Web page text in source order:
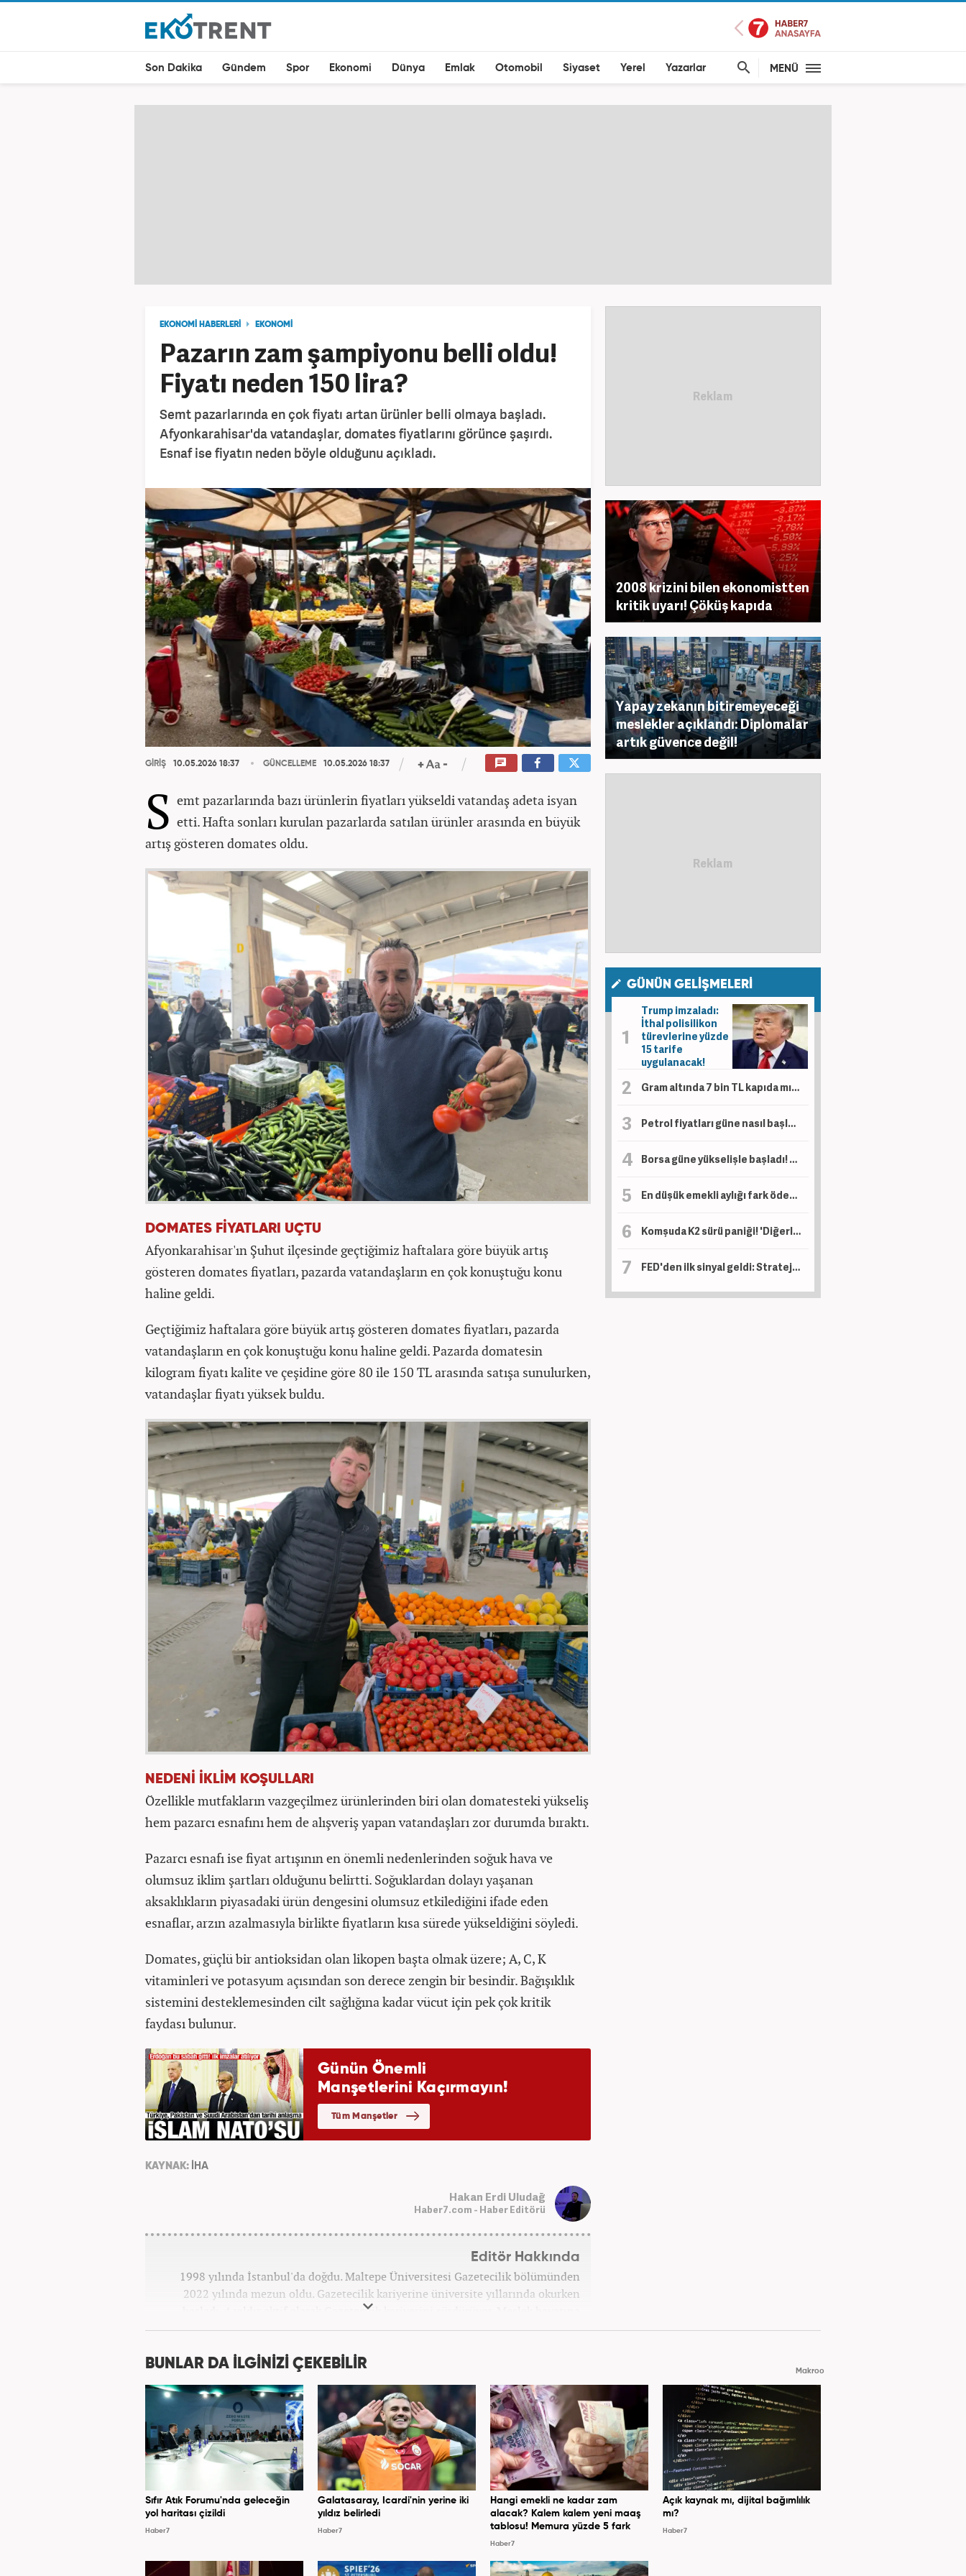
Son Dakika Gündem Spor Ekonomi Dünya Emlak Otomobil Siyaset Yerel Yazarlar MENÜ
EKONOMİ HABERLERİ EKONOMİ
Pazarın zam şampiyonu belli oldu!
Fiyatı neden 150 lira?
Semt pazarlarında en çok fiyatı artan ürünler belli olmaya başladı.
Afyonkarahisar'da vatandaşlar, domates fiyatlarını görünce şaşırdı.
Esnaf ise fiyatın neden böyle olduğunu açıkladı.
GİRİŞ 10.05.2026 18:37 GÜNCELLEME 10.05.2026 18:37
S emt pazarlarında bazı ürünlerin fiyatları yükseldi vatandaş adeta isyan
etti. Hafta sonları kurulan pazarlarda satılan ürünler arasında en büyük
artış gösteren domates oldu.
DOMATES FİYATLARI UÇTU
Afyonkarahisar'ın Şuhut ilçesinde geçtiğimiz haftalara göre büyük artış
gösteren domates fiyatları, pazarda vatandaşların en çok konuştuğu konu
haline geldi.
Geçtiğimiz haftalara göre büyük artış gösteren domates fiyatları, pazarda
vatandaşların en çok konuştuğu konu haline geldi. Pazarda domatesin
kilogram fiyatı kalite ve çeşidine göre 80 ile 150 TL arasında satışa sunulurken,
vatandaşlar fiyatı yüksek buldu.
NEDENİ İKLİM KOŞULLARI
Özellikle mutfakların vazgeçilmez ürünlerinden biri olan domatesteki yükseliş
hem pazarcı esnafını hem de alışveriş yapan vatandaşları zor durumda bıraktı.
Pazarcı esnafı ise fiyat artışının en önemli nedenlerinden soğuk hava ve
olumsuz iklim şartları olduğunu belirtti. Soğuklardan dolayı yaşanan
aksaklıkların piyasadaki ürün dengesini olumsuz etkilediğini ifade eden
esnaflar, arzın azalmasıyla birlikte fiyatların kısa sürede yükseldiğini söyledi.
Domates, güçlü bir antioksidan olan likopen başta olmak üzere; A, C, K
vitaminleri ve potasyum açısından son derece zengin bir besindir. Bağışıklık
sistemini desteklemesinden cilt sağlığına kadar vücut için pek çok kritik
faydası bulunur.
KAYNAK: İHA
Hakan Erdi Uludağ
Haber7.com - Haber Editörü
Editör Hakkında
1998 yılında İstanbul'da doğdu. Maltepe Üniversitesi Gazetecilik bölümünden
2022 yılında mezun oldu. Gazetecilik kariyerine üniversite yıllarında okurken
başladı. 4 yıldır aktif olarak Gazetecilik kariyerini sürdürüyor. Meslek hayatına
Kanal 7 Medya Grubu'na bağlı Haber7.com'da 'Editör' olarak devam ediyor.
2008 krizini bilen ekonomistten
kritik uyarı! Çöküş kapıda
Yapay zekanın bitiremeyeceği
meslekler açıklandı: Diplomalar
artık güvence değil!
GÜNÜN GELİŞMELERİ
Trump imzaladı:
İthal polisilikon
türevlerine yüzde
15 tarife
uygulanacak!
Gram altında 7 bin TL kapıda mı? İşte o kritik senaryo!
Petrol fiyatları güne nasıl başladı? Milyonların gözü bu veride!
Borsa güne yükselişle başladı! Gözler 14 bin puanda
En düşük emekli aylığı fark ödemeleri hesaplara yatırıldı
Komşuda K2 sürü paniği! 'Diğerlerinden çok daha farklı bir silah!'
FED'den ilk sinyal geldi: Stratejiyi değiştiriyorlar!
BUNLAR DA İLGİNİZİ ÇEKEBİLİR Makroo
Sıfır Atık Forumu'nda geleceğin
yol haritası çizildi
Haber7
Galatasaray, Icardi'nin yerine iki
yıldız belirledi
Haber7
Hangi emekli ne kadar zam
alacak? Kalem kalem yeni maaş
tablosu! Memura yüzde 5 fark
Haber7
Açık kaynak mı, dijital bağımlılık
mı?
Haber7